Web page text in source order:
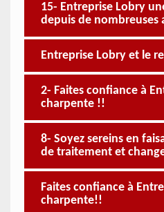
15- Entreprise Lobry
depuis de nombreuses
Entreprise Lobry et le
2- Faites confiance à
charpente !!
8- Soyez sereins en
de traitement et
Faites confiance à
charpente!!